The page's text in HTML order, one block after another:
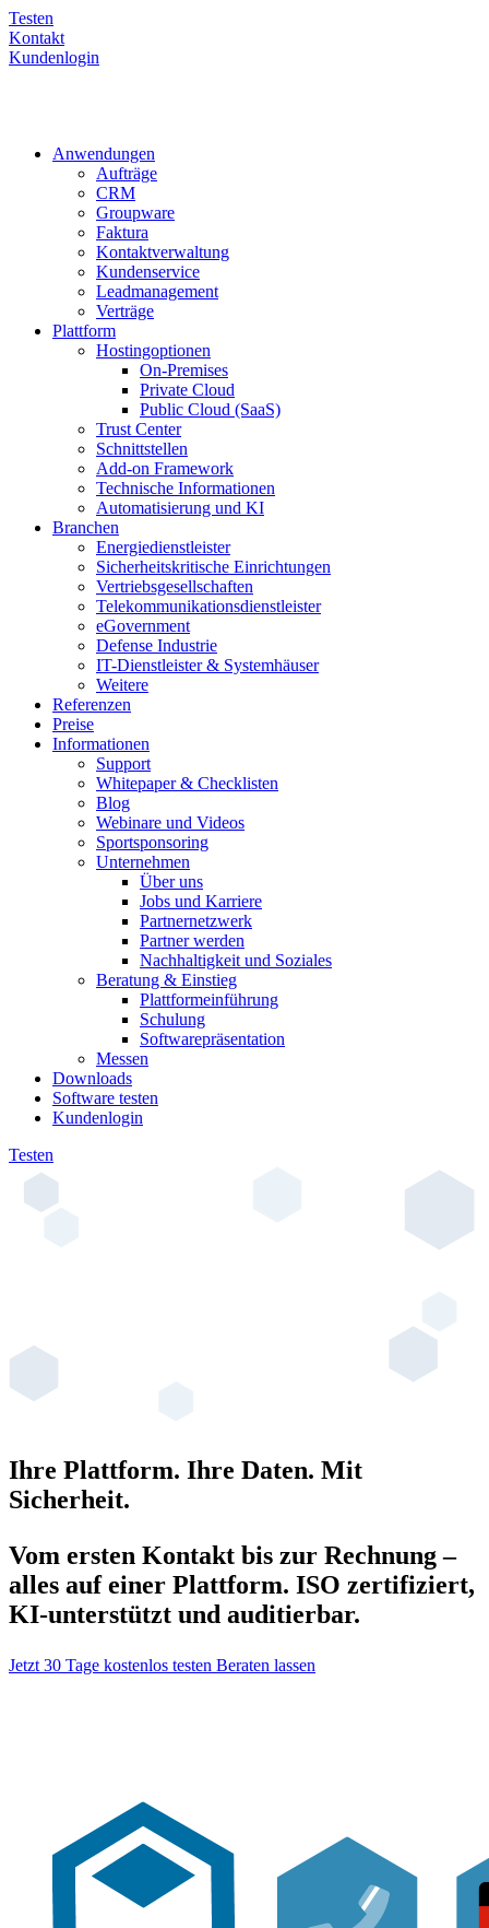
Testen
Kontakt
Kundenlogin
Anwendungen
Aufträge
CRM
Groupware
Faktura
Kontaktverwaltung
Kundenservice
Leadmanagement
Verträge
Plattform
Hostingoptionen
On-Premises
Private Cloud
Public Cloud (SaaS)
Trust Center
Schnittstellen
Add-on Framework
Technische Informationen
Automatisierung und KI
Branchen
Energiedienstleister
Sicherheitskritische Einrichtungen
Vertriebsgesellschaften
Telekommunikationsdienstleister
eGovernment
Defense Industrie
IT-Dienstleister & Systemhäuser
Weitere
Referenzen
Preise
Informationen
Support
Whitepaper & Checklisten
Blog
Webinare und Videos
Sportsponsoring
Unternehmen
Über uns
Jobs und Karriere
Partnernetzwerk
Partner werden
Nachhaltigkeit und Soziales
Beratung & Einstieg
Plattformeinführung
Schulung
Softwarepräsentation
Messen
Downloads
Software testen
Kundenlogin
Testen
Ihre Plattform. Ihre Daten. Mit
Sicherheit.
Vom ersten Kontakt bis zur Rechnung –
alles auf einer Plattform. ISO zertifiziert,
KI-unterstützt und auditierbar.
Jetzt 30 Tage kostenlos testen Beraten lassen